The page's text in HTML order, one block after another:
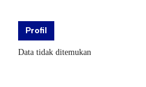
Profil
Data tidak ditemukan